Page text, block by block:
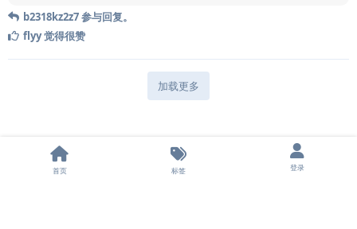
b2318kz2z7参与回复。
flyy觉得很赞
加载更多
首页 标签 登录